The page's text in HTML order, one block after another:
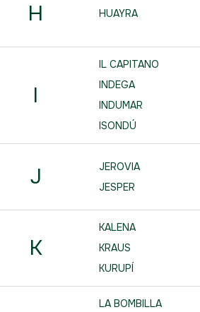
H HUAYRA
I
IL CAPITANO
INDEGA
INDUMAR
ISONDÚ
J
JEROVIA
JESPER
K
KALENA
KRAUS
KURUPÍ
LA BOMBILLA